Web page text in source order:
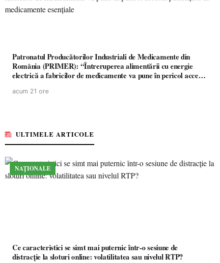
Patronatul Producătorilor Industriali de Medicamente din
România (PRIMER): “Întreruperea alimentării cu energie
electrică a fabricilor de medicamente va pune în pericol accesul
acum 21 ore
ULTIMELE ARTICOLE
NAȚIONALE
Ce caracteristici se simt mai puternic într-o sesiune de
distracție la sloturi online: volatilitatea sau nivelul RTP?